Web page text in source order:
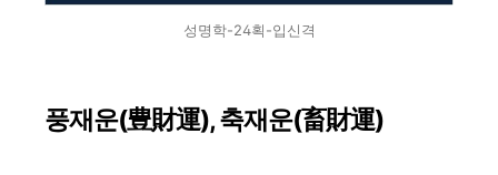
성명학-24획-입신격
풍재운(豊財運), 축재운(畜財運)